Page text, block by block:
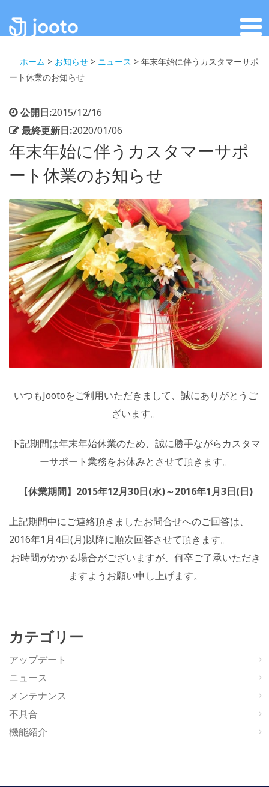
ホーム > お知らせ > ニュース > 年末年始に伴うカスタマーサポ
ート休業のお知らせ
公開日:2015/12/16
最終更新日:2020/01/06
年末年始に伴うカスタマーサポ
ート休業のお知らせ
いつもJootoをご利用いただきまして、誠にありがとうご
ざいます。
下記期間は年末年始休業のため、誠に勝手ながらカスタマ
ーサポート業務をお休みとさせて頂きます。
【休業期間】2015年12月30日(水)～2016年1月3日(日)
上記期間中にご連絡頂きましたお問合せへのご回答は、
2016年1月4日(月)以降に順次回答させて頂きます。
お時間がかかる場合がございますが、何卒ご了承いただき
ますようお願い申し上げます。
カテゴリー
アップデート
ニュース
メンテナンス
不具合
機能紹介